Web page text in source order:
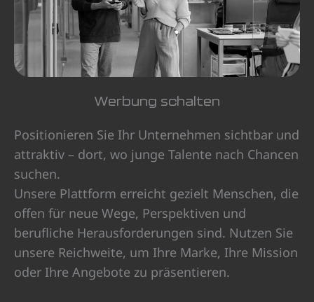
Werbung schalten
Positionieren Sie Ihr Unternehmen sichtbar und
attraktiv – dort, wo junge Talente nach Chancen
suchen.
Unsere Plattform erreicht gezielt Menschen, die
offen für neue Wege, Perspektiven und
berufliche Herausforderungen sind. Nutzen Sie
unsere Reichweite, um Ihre Marke, Ihre Mission
oder Ihre Angebote zu präsentieren.